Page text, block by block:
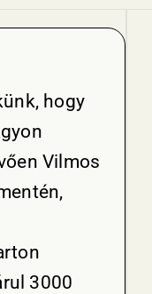
hogy
Vilmos
3000